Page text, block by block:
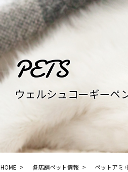
ウェルシュコーギーペ
HOME 各店舗ペット情報 ペットアミ